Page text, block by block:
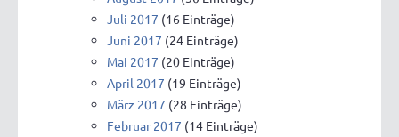
Juli 2017 (16 Einträge)
Juni 2017 (24 Einträge)
Mai 2017 (20 Einträge)
April 2017 (19 Einträge)
März 2017 (28 Einträge)
Februar 2017 (14 Einträge)